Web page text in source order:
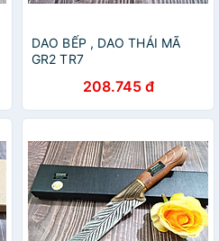
DAO BẾP , DAO THÁI MÃ
GR2 TR7
208.745 đ